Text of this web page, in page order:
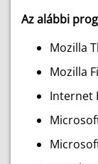
Az alábbi
Mozilla
Mozilla
Internet